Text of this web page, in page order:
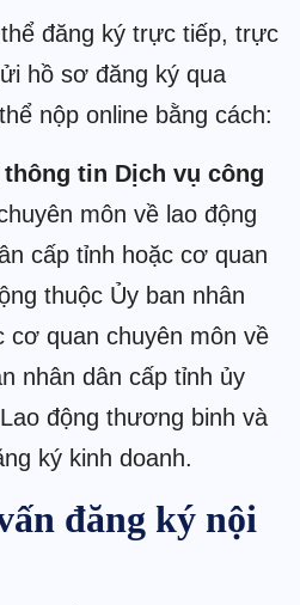
đăng ký trực tiếp, trực
hồ sơ đăng ký qua
nộp online bằng cách:
tin Dịch vụ công
môn về lao động
cấp tỉnh hoặc cơ quan
thuộc Ủy ban nhân
cơ quan chuyên môn về
nhân dân cấp tỉnh ủy
động thương binh và
ký kinh doanh.
đăng ký nội